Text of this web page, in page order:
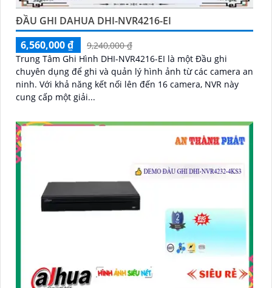
ĐẦU GHI DAHUA DHI-NVR4216-EI
6,560,000 ₫
9,240,000 ₫
Trung Tâm Ghi Hình DHI-NVR4216-EI là một Đầu ghi
chuyên dụng để ghi và quản lý hình ảnh từ các camera an
ninh. Với khả năng kết nối lên đến 16 camera, NVR này
cung cấp một giải...